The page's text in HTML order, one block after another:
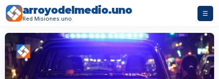
arroyodelmedio.uno
Red Misiones.uno
☰